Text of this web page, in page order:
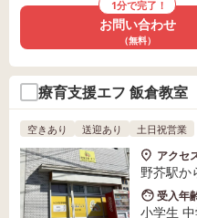
1分で完了！
お問い合わせ
（無料）
療育支援エフ 飯倉教室
空きあり 送迎あり 土日祝営業
アクセ
野芥駅か
受入年
小学生